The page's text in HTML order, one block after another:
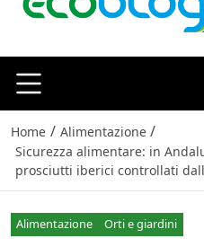
Home / Alimentazione /
Sicurezza alimentare: in
prosciutti iberici controllati
Alimentazione Orti e giardini